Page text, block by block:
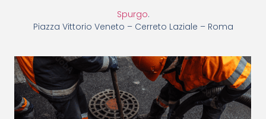
Spurgo.
Piazza Vittorio Veneto – Cerreto Laziale – Roma